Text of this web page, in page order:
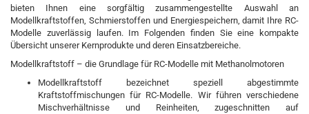
bieten Ihnen eine sorgfältig zusammengestellte Auswahl an
Modellkraftstoffen, Schmierstoffen und Energiespeichern, damit Ihre RC-
Modelle zuverlässig laufen. Im Folgenden finden Sie eine kompakte
Übersicht unserer Kernprodukte und deren Einsatzbereiche.
Modellkraftstoff – die Grundlage für RC-Modelle mit Methanolmotoren
Modellkraftstoff bezeichnet speziell abgestimmte
Kraftstoffmischungen für RC-Modelle. Wir führen verschiedene
Mischverhältnisse und Reinheiten, zugeschnitten auf